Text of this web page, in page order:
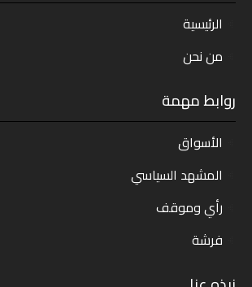
الرئيسية
من نحن
روابط مهمة
الأسواق
المشهد السياسي
رأي وموقف
فرشة